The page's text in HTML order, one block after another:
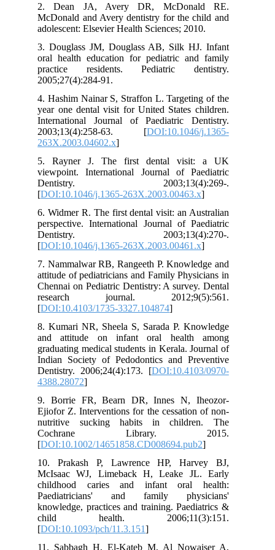
2. Dean JA, Avery DR, McDonald RE.
McDonald and Avery dentistry for the child and
adolescent: Elsevier Health Sciences; 2010.
3. Douglass JM, Douglass AB, Silk HJ. Infant
oral health education for pediatric and family
practice residents. Pediatric dentistry.
2005;27(4):284-91.
4. Hashim Nainar S, Straffon L. Targeting of the
year one dental visit for United States children.
International Journal of Paediatric Dentistry.
2003;13(4):258-63. [DOI:10.1046/j.1365-
263X.2003.04602.x
5. Rayner J. The first dental visit: a UK
viewpoint. International Journal of Paediatric
Dentistry. 2003;13(4):269-.
[DOI:10.1046/j.1365-263X.2003.00463.x
6. Widmer R. The first dental visit: an Australian
perspective. International Journal of Paediatric
Dentistry. 2003;13(4):270-.
[DOI:10.1046/j.1365-263X.2003.00461.x
7. Nammalwar RB, Rangeeth P. Knowledge and
attitude of pediatricians and Family Physicians in
Chennai on Pediatric Dentistry: A survey. Dental
research journal. 2012;9(5):561.
[DOI:10.4103/1735-3327.104874
8. Kumari NR, Sheela S, Sarada P. Knowledge
and attitude on infant oral health among
graduating medical students in Kerala. Journal of
Indian Society of Pedodontics and Preventive
Dentistry. 2006;24(4):173. [DOI:10.4103/0970-
4388.28072
9. Borrie FR, Bearn DR, Innes N, Iheozor‐
Ejiofor Z. Interventions for the cessation of non‐
nutritive sucking habits in children. The
Cochrane Library. 2015.
[DOI:10.1002/14651858.CD008694.pub2
10. Prakash P, Lawrence HP, Harvey BJ,
McIsaac WJ, Limeback H, Leake JL. Early
childhood caries and infant oral health:
Paediatricians' and family physicians'
knowledge, practices and training. Paediatrics &
child health. 2006;11(3):151.
[DOI:10.1093/pch/11.3.151
11. Sabbagh H, El-Kateb M, Al Nowaiser A,